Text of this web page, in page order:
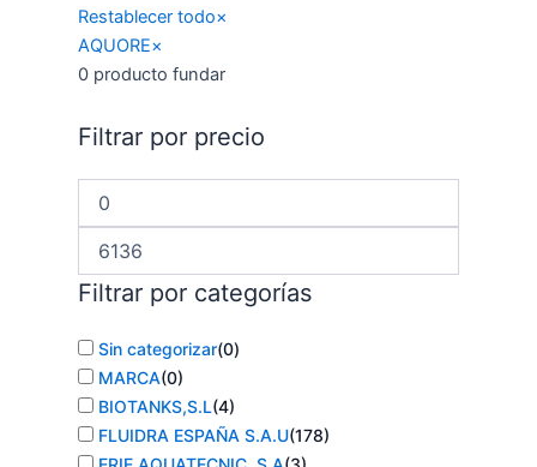
Restablecer todo×
AQUORE×
0 producto fundar
Filtrar por precio
Filtrar por categorías
Sin categorizar(0)
MARCA(0)
BIOTANKS,S.L(4)
FLUIDRA ESPAÑA S.A.U(178)